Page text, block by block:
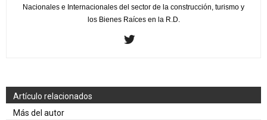
Nacionales e Internacionales del sector de la construcción, turismo y
los Bienes Raíces en la R.D.
Artículo relacionados
Más del autor